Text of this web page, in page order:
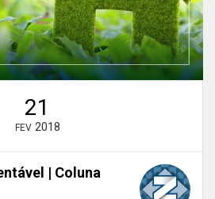
21
FEV 2018
| Coluna